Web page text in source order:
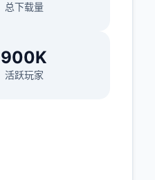
总下载量
900K
活跃玩家